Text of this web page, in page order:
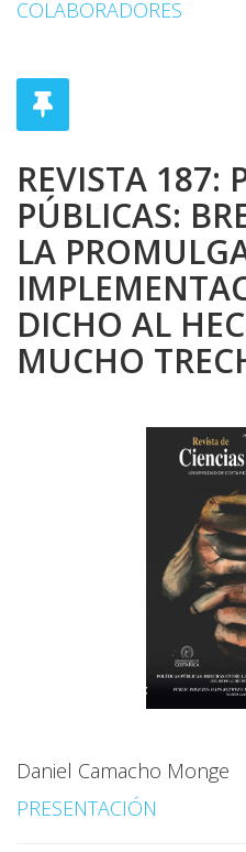
COLABORADORES
REVISTA 187:
PÚBLICAS:
LA
DICHO AL
MUCHO
Daniel Camacho Monge
PRESENTACIÓN